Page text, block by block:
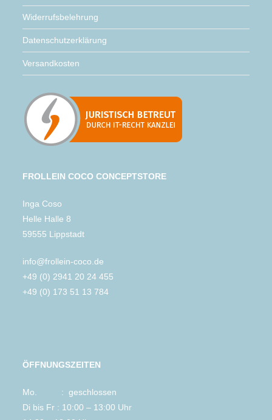
Widerrufsbelehrung
Datenschutzerklärung
Versandkosten
FROLLEIN COCO CONCEPTSTORE
Inga Coso
Helle Halle 8
59555 Lippstadt
info@frollein-coco.de
+49 (0) 2941 20 24 455
+49 (0) 173 51 13 784
ÖFFNUNGSZEITEN
Mo. : geschlossen
Di bis Fr : 10:00 – 13:00 Uhr